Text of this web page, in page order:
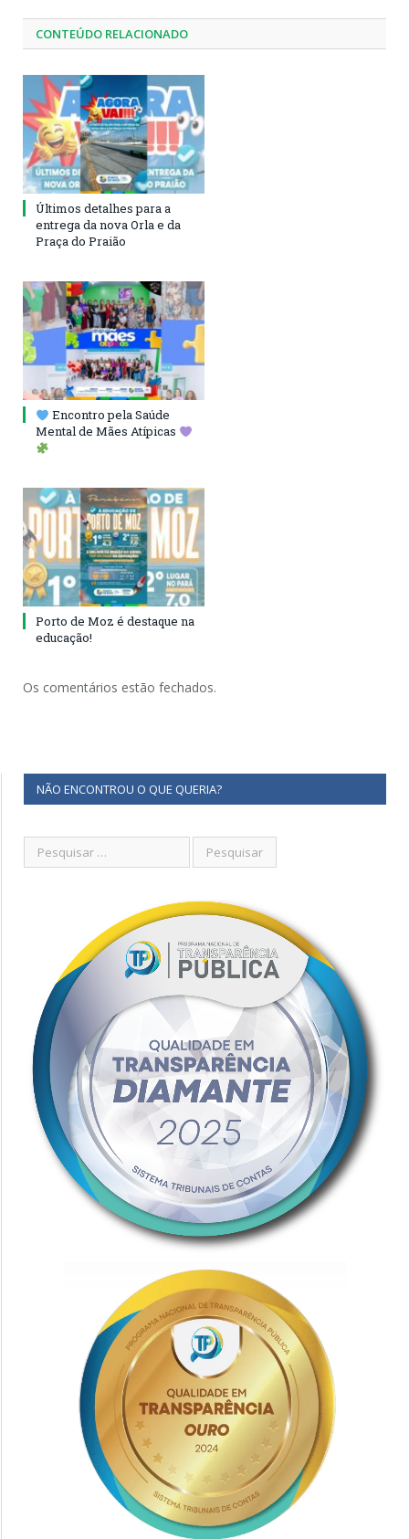
CONTEÚDO RELACIONADO
Últimos detalhes para a
entrega da nova Orla e da
Praça do Praião
Encontro pela Saúde
Mental de Mães Atípicas
Porto de Moz é destaque na
educação!
Os comentários estão fechados.
NÃO ENCONTROU O QUE QUERIA?